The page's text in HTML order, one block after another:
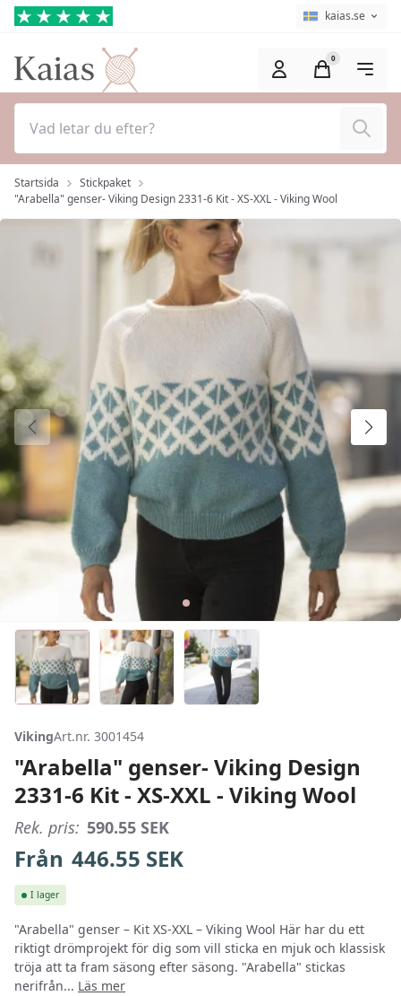
Hoppa till huvudinnehåll (Tryck på Enter) Språkväljare
Aktuellt språk
kaias.se
Sök
0
Startsida
Stickpaket
"Arabella" genser- Viking Design 2331-6 Kit - XS-XXL - Viking Wool
VikingArt.nr. 3001454
"Arabella" genser- Viking Design
2331-6 Kit - XS-XXL - Viking Wool
Rek. pris: 590.55SEK
Från 446.55 SEK
I lager
"Arabella" genser – Kit XS-XXL – Viking Wool Här har du ett
riktigt drömprojekt för dig som vill sticka en mjuk och klassisk
tröja att ta fram säsong efter säsong. "Arabella" stickas
nerifrån... Läs mer